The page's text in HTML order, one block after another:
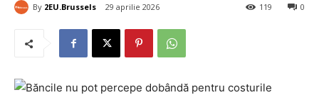
By 2EU.Brussels 29 aprilie 2026 0
119